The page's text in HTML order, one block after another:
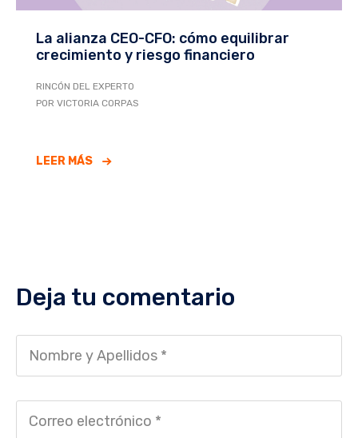
La alianza CEO-CFO: cómo equilibrar
crecimiento y riesgo financiero
RINCÓN DEL EXPERTO
POR VICTORIA CORPAS
LEER MÁS
Deja tu comentario